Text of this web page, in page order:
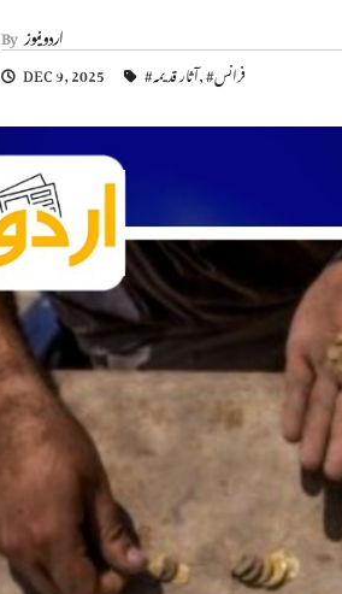
Byاردو نیوز
DEC 9, 2025
#آثار قدیمہ, #فرانس